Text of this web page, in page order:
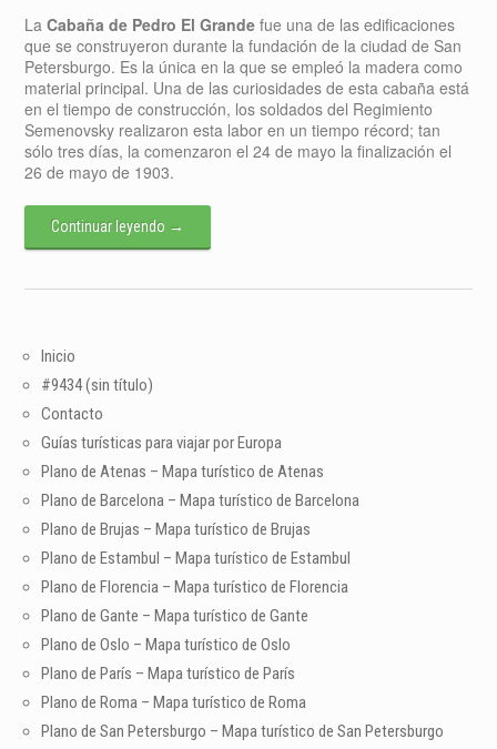
CABAÑA
DE
PEDRO
EL
GRANDE
LaCabaña de Pedro El Grande fue una de las edificaciones
que se construyeron durante la fundación de la ciudad de San
Petersburgo. Es la única en la que se empleó la madera como
material principal. Una de las curiosidades de esta cabaña está
en el tiempo de construcción, los soldados del Regimiento
Semenovsky realizaron esta labor en un tiempo récord; tan
sólo tres días, la comenzaron el 24 de mayo la finalización el
26 de mayo de 1903.
Continuar leyendo →
Inicio
#9434 (sin título)
Contacto
Guías turísticas para viajar por Europa
Plano de Atenas – Mapa turístico de Atenas
Plano de Barcelona – Mapa turístico de Barcelona
Plano de Brujas – Mapa turístico de Brujas
Plano de Estambul – Mapa turístico de Estambul
Plano de Florencia – Mapa turístico de Florencia
Plano de Gante – Mapa turístico de Gante
Plano de Oslo – Mapa turístico de Oslo
Plano de París – Mapa turístico de París
Plano de Roma – Mapa turístico de Roma
Plano de San Petersburgo – Mapa turístico de San Petersburgo